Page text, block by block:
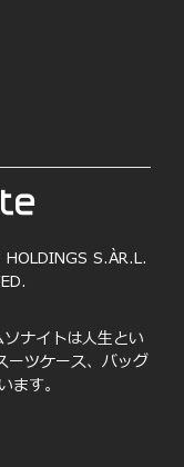
S.ÀR.L.
ナイトは人生とい
ーツケース、バッグ
ます。